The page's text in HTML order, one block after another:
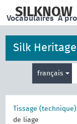
main
SILKNOW
Vocabulaires À
Silk
français
Tissage (technique)
de liage